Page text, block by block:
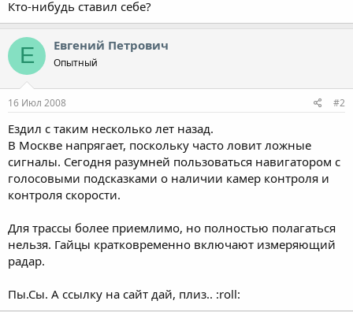
Кто-нибудь ставил себе?
Е Евгений Петрович
Опытный
16 Июл 2008 #2
Ездил с таким несколько лет назад.
В Москве напрягает, поскольку часто ловит ложные
сигналы. Сегодня разумней пользоваться навигатором с
голосовыми подсказками о наличии камер контроля и
контроля скорости.
Для трассы более приемлимо, но полностью полагаться
нельзя. Гайцы кратковременно включают измеряющий
радар.
Пы.Сы. А ссылку на сайт дай, плиз.. :roll: